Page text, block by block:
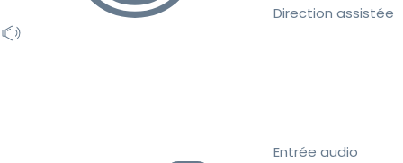
Direction assistée
Entrée audio